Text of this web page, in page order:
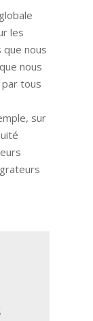
les
nous
nous
tous
sur